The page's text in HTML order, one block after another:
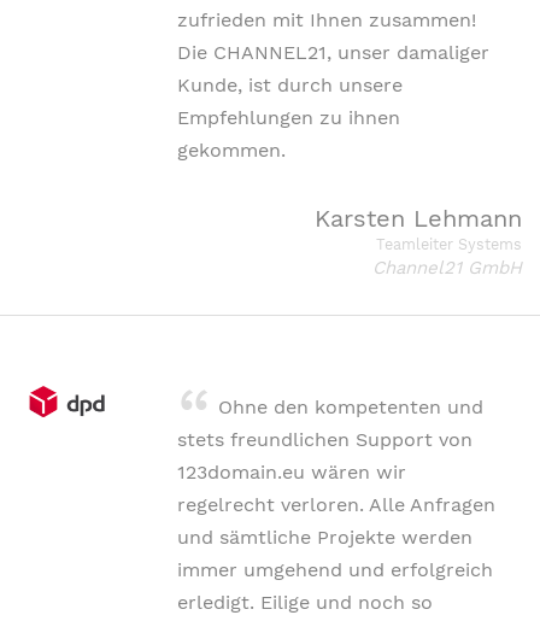
zufrieden mit Ihnen zusammen!
Die CHANNEL21, unser damaliger
Kunde, ist durch unsere
Empfehlungen zu ihnen
gekommen.
Karsten Lehmann
Teamleiter Systems
Channel21 GmbH
Ohne den kompetenten und
stets freundlichen Support von
123domain.eu wären wir
regelrecht verloren. Alle Anfragen
und sämtliche Projekte werden
immer umgehend und erfolgreich
erledigt. Eilige und noch so